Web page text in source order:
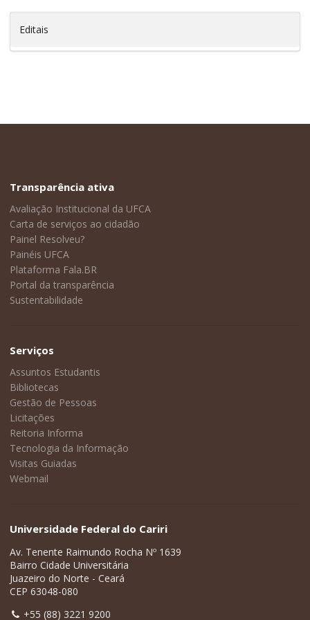
Editais
Transparência ativa
Avaliação Institucional da UFCA
Carta de serviços ao cidadão
Painel Resolveu?
Painéis UFCA
Plataforma Fala.BR
Portal da transparência
Sustentabilidade
Serviços
Assuntos Estudantis
Bibliotecas
Gestão de Pessoas
Licitações
Reitoria Informa
Tecnologia da Informação
Visitas Guiadas
Webmail
Universidade Federal do Cariri
Av. Tenente Raimundo Rocha Nº 1639
Bairro Cidade Universitária
Juazeiro do Norte - Ceará
CEP 63048-080
+55 (88) 3221 9200